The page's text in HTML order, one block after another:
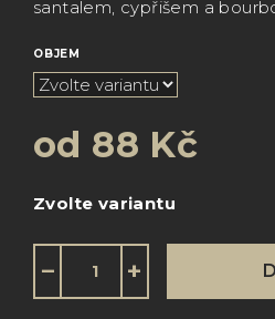
santalem, cypřišem a
OBJEM
od 88 Kč
cena:
Zvolte variantu
+
−